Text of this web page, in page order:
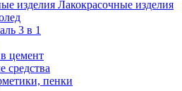
Лакокрасочные изделия
3 в 1
цемент
средства
пенки